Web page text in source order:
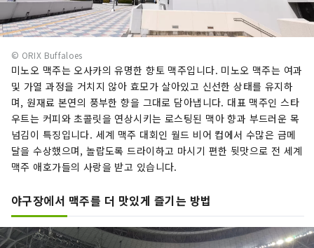
© ORIX Buffaloes
미노오 맥주는 오사카의 유명한 향토 맥주입니다. 미노오 맥주는 여과
및 가열 과정을 거치지 않아 효모가 살아있고 신선한 상태를 유지하
며, 원재료 본연의 풍부한 향을 그대로 담아냅니다. 대표 맥주인 스타
우트는 커피와 초콜릿을 연상시키는 로스팅된 맥아 향과 부드러운 목
넘김이 특징입니다. 세계 맥주 대회인 월드 비어 컵에서 수많은 금메
달을 수상했으며, 놀랍도록 드라이하고 마시기 편한 뒷맛으로 전 세계
맥주 애호가들의 사랑을 받고 있습니다.
야구장에서 맥주를 더 맛있게 즐기는 방법